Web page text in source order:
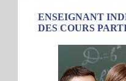
ENSEIGNANT
DES COURS